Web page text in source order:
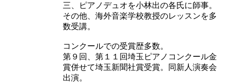
三、ピアノデュオを小林出の各氏に師事。
その他、海外音楽学校教授のレッスンを多
数受講。
コンクールでの受賞歴多数。
第９回、第１１回埼玉ピアノコンクール金
賞併せて埼玉新聞社賞受賞。同新人演奏会
出演。